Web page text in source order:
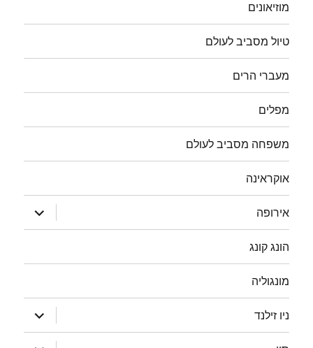
מוזיאונים
טיול מסביב לעולם
מעברי הרים
מפלים
משפחה מסביב לעולם
אוקראינה
אירופה
הצג
תפריט
הונג קונג
מונגוליה
ניו זילנד
הצג
תפריט
הצג